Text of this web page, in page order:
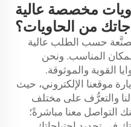
مخصصة عالية
من الحاويات؟
حسب الطلب عالية
المناسب. ونحن
القوية والموثوقة.
موقعنا الإلكتروني، حيث
والتعرُّف على مختلف
التواصل معنا مباشرةً؛